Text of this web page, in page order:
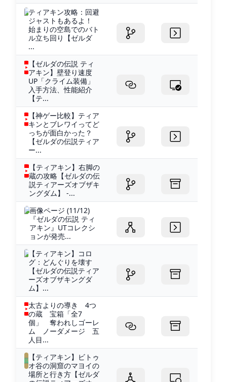
ティアキン攻略：回避
ジャストもあるよ！
始まりの空島でのバト
ル立ち回り【ゼルダ
...
【ゼルダの伝説 ティ
アキン】壁登り速度
UP「クライム装備」
入手方法、性能紹介
【テ...
【神ゲー比較】ティア
キンとブレワイってど
っちが面白かった？
【ゼルダの伝説ティア
ー...
【ティアキン】右脚の
蔵の攻略【ゼルダの伝
説ティアーズオブザキ
ングダム】 -...
画像ページ (11/12)
『ゼルダの伝説 ティ
アキン』UTコレクシ
ョンが発売...
【ティアキン】コロ
グ：どんぐりを壊す
【ゼルダの伝説ティア
ーズオブザキングダ
ム】...
太古よりの導き 4つ
の蔵 宝箱「全7
個」 奪われしゴーレ
ム ノーダメージ 五
人目...
【ティアキン】ビトゥ
オ谷の洞窟のマヨイの
場所と行き方【ゼルダ